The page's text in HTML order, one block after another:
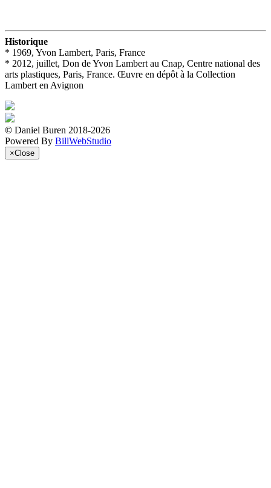
Historique
* 1969, Yvon Lambert, Paris, France
* 2012, juillet, Don de Yvon Lambert au Cnap, Centre national des
arts plastiques, Paris, France. Œuvre en dépôt à la Collection
Lambert en Avignon
© Daniel Buren 2018-2026
Powered By BillWebStudio
×Close